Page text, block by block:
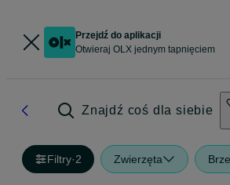
Przejdź do aplikacji
Otwieraj OLX jednym tapnięciem
Znajdź coś dla siebie
Filtry·2 Zwierzęta